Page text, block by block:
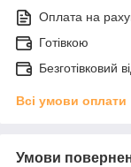
Оплата на
Готівкою
Безготівковий
Всі умови оплати
Умови